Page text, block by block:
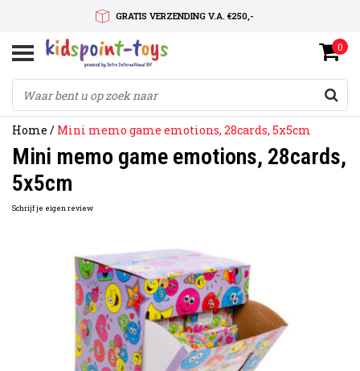
GRATIS VERZENDING V.A. €250,-
SNELLE LEVERTIJD
SERVICE OP MAAT
0
Home / Mini memo game emotions, 28cards, 5x5cm
Mini memo game emotions, 28cards,
5x5cm
Schrijf je eigen review